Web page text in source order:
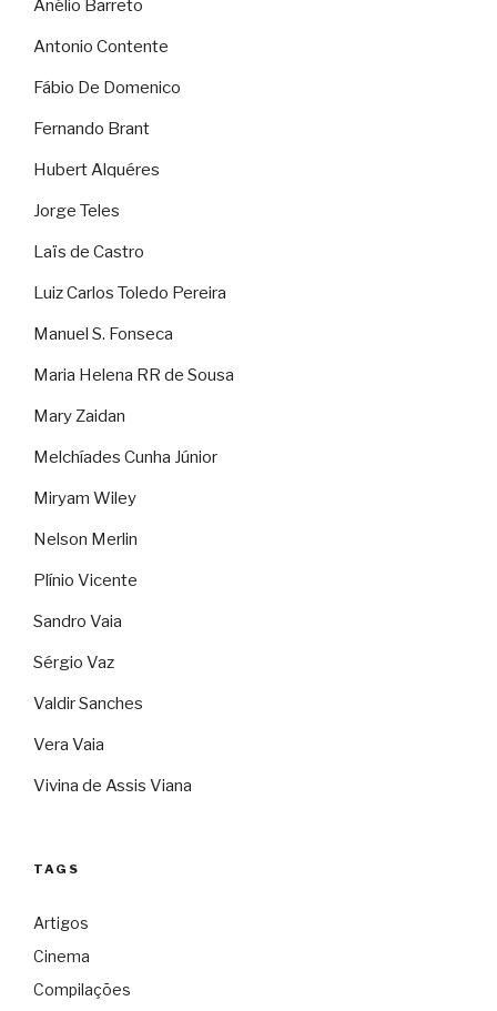
Anélio Barreto
Antonio Contente
Fábio De Domenico
Fernando Brant
Hubert Alquéres
Jorge Teles
Laïs de Castro
Luiz Carlos Toledo Pereira
Manuel S. Fonseca
Maria Helena RR de Sousa
Mary Zaidan
Melchíades Cunha Júnior
Miryam Wiley
Nelson Merlin
Plínio Vicente
Sandro Vaia
Sérgio Vaz
Valdir Sanches
Vera Vaia
Vivina de Assis Viana
TAGS
Artigos
Cinema
Compilações